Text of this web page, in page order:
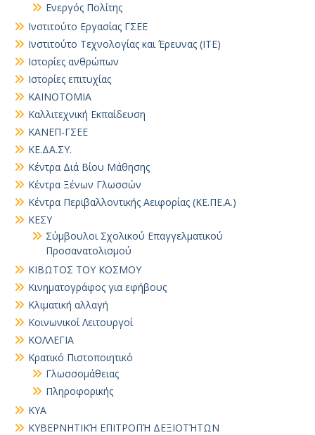
Ενεργός Πολίτης
Ινστιτούτο Εργασίας ΓΣΕΕ
Ινστιτούτο Τεχνολογίας και Έρευνας (ΙΤΕ)
Ιστορίες ανθρώπων
Ιστορίες επιτυχίας
ΚΑΙΝΟΤΟΜΙΑ
Καλλιτεχνική Εκπαίδευση
ΚΑΝΕΠ-ΓΣΕΕ
ΚΕ.ΔΑ.ΣΥ.
Κέντρα Διά Βίου Μάθησης
Κέντρα Ξένων Γλωσσών
Κέντρα Περιβαλλοντικής Αειφορίας (ΚΕ.ΠΕ.Α.)
ΚΕΣΥ
Σύμβουλοι Σχολικού Επαγγελματικού
Προσανατολισμού
ΚΙΒΩΤΟΣ ΤΟΥ ΚΟΣΜΟΥ
Κινηματογράφος για εφήβους
Κλιματική αλλαγή
Κοινωνικοί Λειτουργοί
ΚΟΛΛΕΓΙΑ
Κρατικό Πιστοποιητικό
Γλωσσομάθειας
Πληροφορικής
ΚΥΑ
ΚΥΒΕΡΝΗΤΙΚΉ ΕΠΙΤΡΟΠΉ ΔΕΞΙΟΤΉΤΩΝ